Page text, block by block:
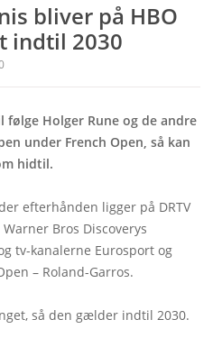
bliver på HBO
indtil 2030
Holger Rune og de andre
under French Open, så kan
hidtil.
efterhånden ligger på DRTV
Bros Discoverys
tv-kanalerne Eurosport og
– Roland-Garros.
så den gælder indtil 2030.